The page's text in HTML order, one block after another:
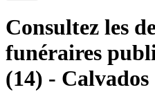
Consultez les
funéraires
(14) - Calvados